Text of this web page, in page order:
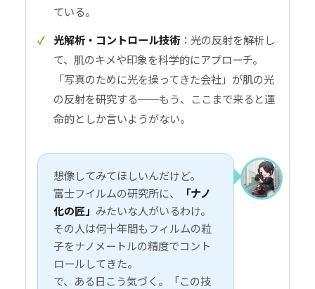
ている。
光解析・コントロール技術：光の反射を解析し
て、肌のキメや印象を科学的にアプローチ。
「写真のために光を操ってきた会社」が肌の光
の反射を研究する──もう、ここまで来ると運
命的としか言いようがない。
想像してみてほしいんだけど。
富士フイルムの研究所に、
「ナノ
化の匠」 みたいな人がいるわけ。
その人は何十年間もフィルムの粒
子をナノメートルの精度でコント
ロールしてきた。
で、ある日こう気づく。「この技